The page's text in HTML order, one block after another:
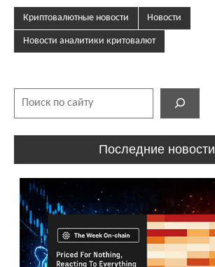
Криптовалютные новости Новости
Новости аналитики критовалют
Последние новости